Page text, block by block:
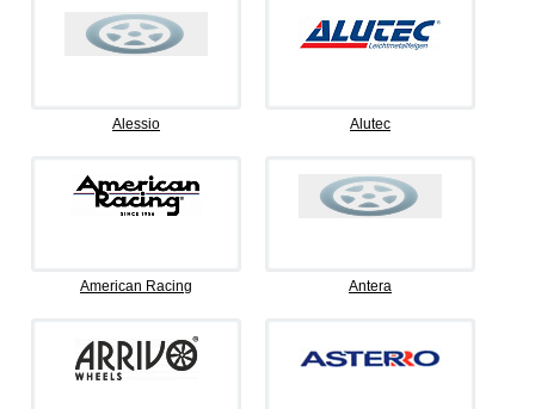
Alessio Alutec
American Racing Antera